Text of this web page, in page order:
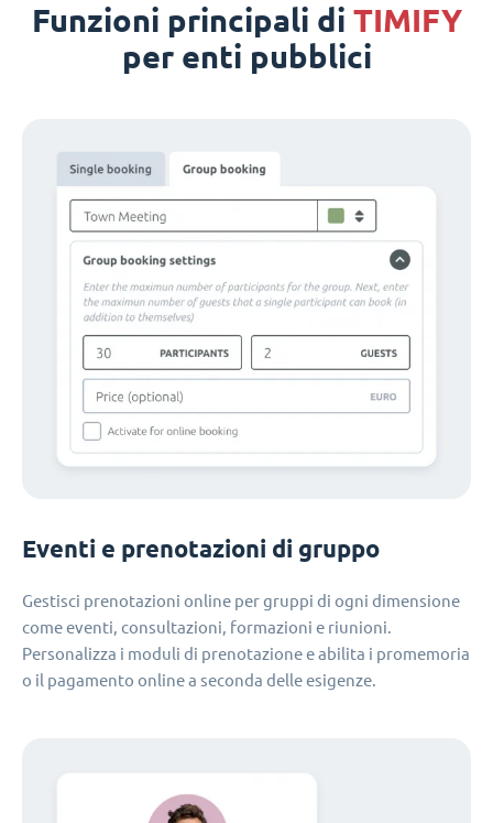
Funzioni principali di TIMIFY
per enti pubblici
Eventi e prenotazioni di gruppo
Gestisci prenotazioni online per gruppi di ogni dimensione
come eventi, consultazioni, formazioni e riunioni.
Personalizza i moduli di prenotazione e abilita i promemoria
o il pagamento online a seconda delle esigenze.